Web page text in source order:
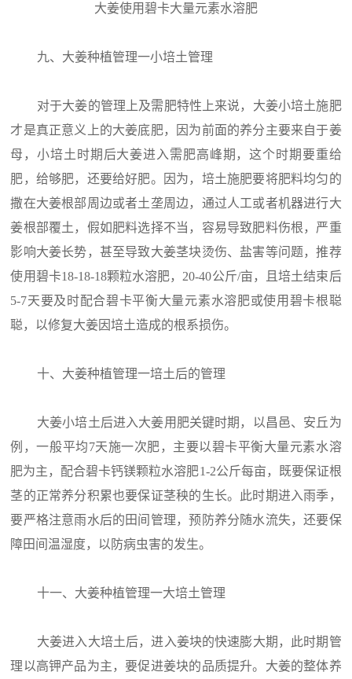
大姜使用碧卡大量元素水溶肥
九、大姜种植管理一小培土管理
对于大姜的管理上及需肥特性上来说，大姜小培土施肥
才是真正意义上的大姜底肥，因为前面的养分主要来自于姜
母，小培土时期后大姜进入需肥高峰期，这个时期要重给
肥，给够肥，还要给好肥。因为，培土施肥要将肥料均匀的
撒在大姜根部周边或者土垄周边，通过人工或者机器进行大
姜根部覆土，假如肥料选择不当，容易导致肥料伤根，严重
影响大姜长势，甚至导致大姜茎块烫伤、盐害等问题，推荐
使用碧卡18-18-18颗粒水溶肥，20-40公斤/亩，且培土结束后
5-7天要及时配合碧卡平衡大量元素水溶肥或使用碧卡根聪
聪，以修复大姜因培土造成的根系损伤。
十、大姜种植管理一培土后的管理
大姜小培土后进入大姜用肥关键时期，以昌邑、安丘为
例，一般平均7天施一次肥，主要以碧卡平衡大量元素水溶
肥为主，配合碧卡钙镁颗粒水溶肥1-2公斤每亩，既要保证根
茎的正常养分积累也要保证茎秧的生长。此时期进入雨季，
要严格注意雨水后的田间管理，预防养分随水流失，还要保
障田间温湿度，以防病虫害的发生。
十一、大姜种植管理一大培土管理
大姜进入大培土后，进入姜块的快速膨大期，此时期管
理以高钾产品为主，要促进姜块的品质提升。大姜的整体养